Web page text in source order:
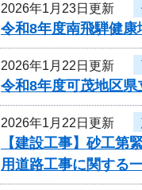
2026年1月23日更新
令和8年度南飛騨健
2026年1月22日更新
令和8年度可茂地区
2026年1月22日更新
【建設工事】砂工
用道路工事に関する